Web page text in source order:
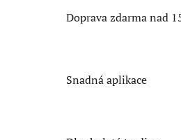
Doprava zdarma nad
Snadná aplikace